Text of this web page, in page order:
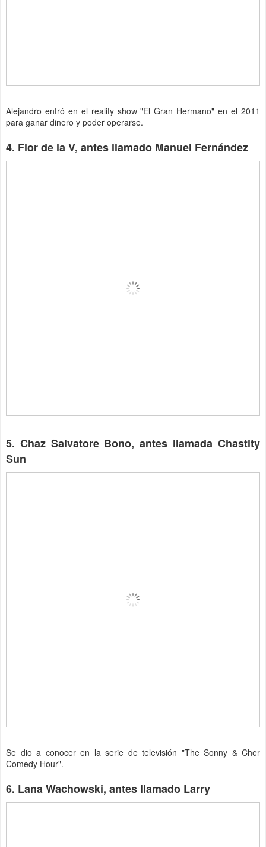
Alejandro entró en el reality show "El Gran Hermano" en el 2011
para ganar dinero y poder operarse.
4. Flor de la V, antes llamado Manuel Fernández
5. Chaz Salvatore Bono, antes llamada Chastity
Sun
Se dio a conocer en la serie de televisión "The Sonny & Cher
Comedy Hour".
6. Lana Wachowski, antes llamado Larry